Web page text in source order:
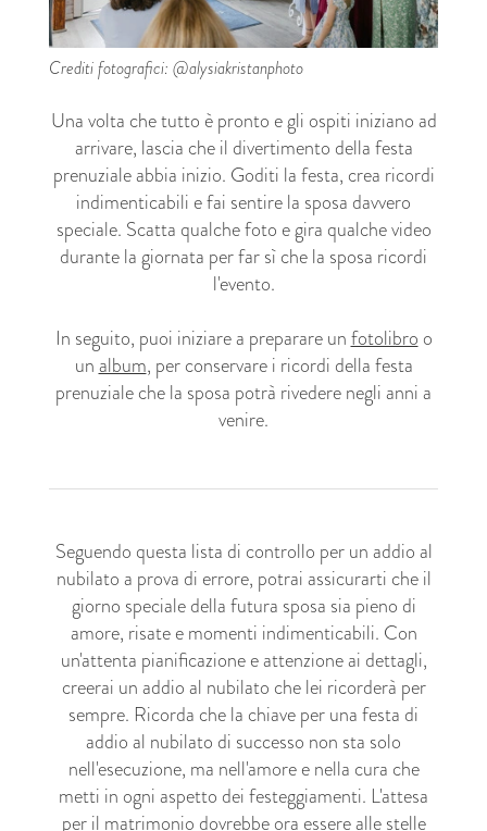
Crediti fotografici: @alysiakristanphoto
Una volta che tutto è pronto e gli ospiti iniziano ad
arrivare, lascia che il divertimento della festa
prenuziale abbia inizio. Goditi la festa, crea ricordi
indimenticabili e fai sentire la sposa davvero
speciale. Scatta qualche foto e gira qualche video
durante la giornata per far sì che la sposa ricordi
l'evento.
In seguito, puoi iniziare a preparare unfotolibro o
unalbum, per conservare i ricordi della festa
prenuziale che la sposa potrà rivedere negli anni a
venire.
Seguendo questa lista di controllo per un addio al
nubilato a prova di errore, potrai assicurarti che il
giorno speciale della futura sposa sia pieno di
amore, risate e momenti indimenticabili. Con
un'attenta pianificazione e attenzione ai dettagli,
creerai un addio al nubilato che lei ricorderà per
sempre. Ricorda che la chiave per una festa di
addio al nubilato di successo non sta solo
nell'esecuzione, ma nell'amore e nella cura che
metti in ogni aspetto dei festeggiamenti. L'attesa
per il matrimonio dovrebbe ora essere alle stelle